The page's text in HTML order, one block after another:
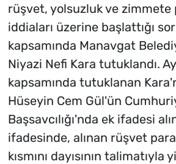
rüşvet, yolsuzluk ve zimmete
iddiaları üzerine başlattığı
kapsamında Manavgat
Niyazi Nefi Kara tutuklandı.
kapsamında tutuklanan
Hüseyin Cem Gül'ün
Başsavcılığı'nda ek ifadesi
ifadesinde, alınan rüşvet
kısmını dayısının talimatıyla